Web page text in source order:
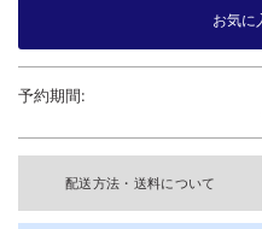
予約期間:
配送方法・送料について